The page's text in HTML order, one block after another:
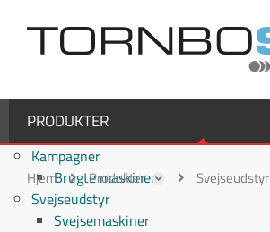
PRODUKTER
Kampagner
Brugte maskiner
Svejseudstyr
Svejsemaskiner
Hjem Produkter Svejseudstyr